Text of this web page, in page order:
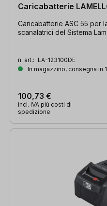
Caricabatterie
Caricabatterie ASC 55 per
scanalatrici del Sistema
n. art.: LA-123100DE
In magazzino, consegna in
100,73 €
incl. IVA più costi di
spedizione